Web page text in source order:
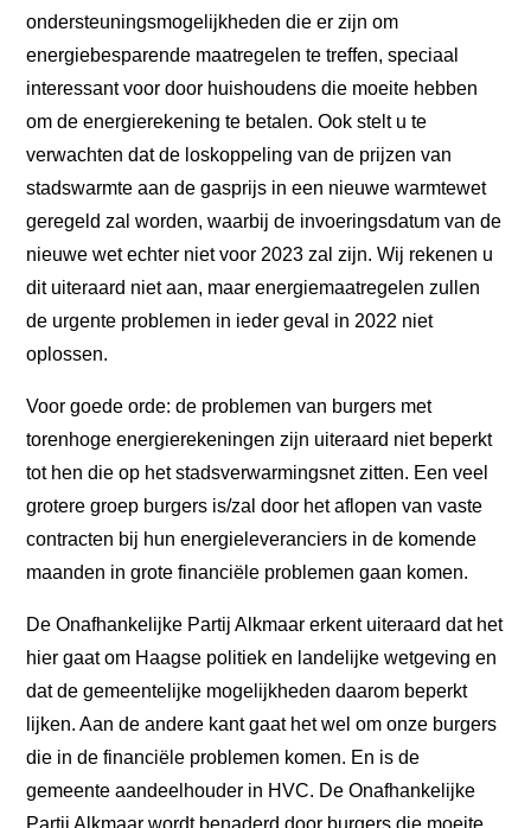
WAAR STAAN WIJ VOOR?
VERKIEZINGSPROGRAMMA
ondersteuningsmogelijkheden die er zijn om
energiebesparende maatregelen te treffen, speciaal
interessant voor door huishoudens die moeite hebben
om de energierekening te betalen. Ook stelt u te
verwachten dat de loskoppeling van de prijzen van
stadswarmte aan de gasprijs in een nieuwe warmtewet
geregeld zal worden, waarbij de invoeringsdatum van de
nieuwe wet echter niet voor 2023 zal zijn. Wij rekenen u
dit uiteraard niet aan, maar energiemaatregelen zullen
de urgente problemen in ieder geval in 2022 niet
oplossen.
Voor goede orde: de problemen van burgers met
torenhoge energierekeningen zijn uiteraard niet beperkt
tot hen die op het stadsverwarmingsnet zitten. Een veel
grotere groep burgers is/zal door het aflopen van vaste
contracten bij hun energieleveranciers in de komende
maanden in grote financiële problemen gaan komen.
De Onafhankelijke Partij Alkmaar erkent uiteraard dat het
hier gaat om Haagse politiek en landelijke wetgeving en
dat de gemeentelijke mogelijkheden daarom beperkt
lijken. Aan de andere kant gaat het wel om onze burgers
die in de financiële problemen komen. En is de
gemeente aandeelhouder in HVC. De Onafhankelijke
Partij Alkmaar wordt benaderd door burgers die moeite